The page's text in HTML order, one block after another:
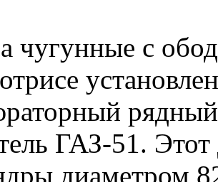
чугунные с
ГАЗ-51. Этот
диаметром